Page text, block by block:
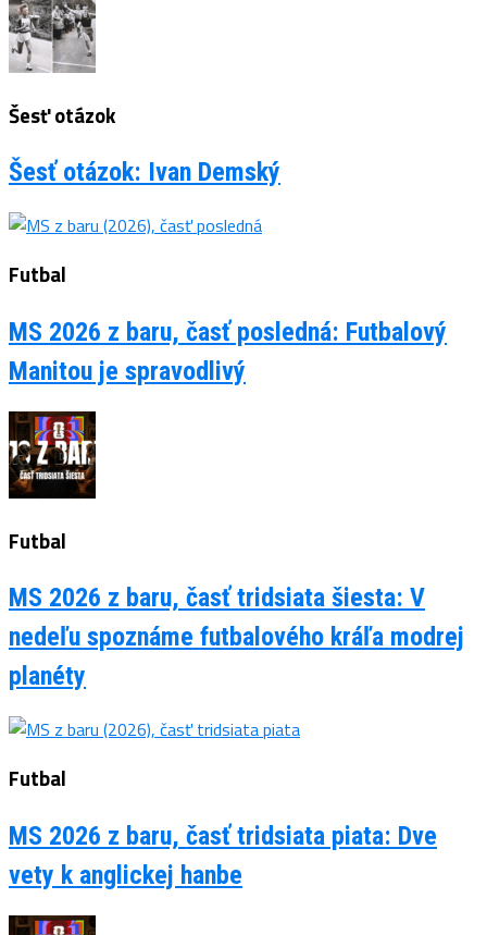
Šesť otázok
Šesť otázok: Ivan Demský
Futbal
MS 2026 z baru, časť posledná: Futbalový
Manitou je spravodlivý
Futbal
MS 2026 z baru, časť tridsiata šiesta: V
nedeľu spoznáme futbalového kráľa modrej
planéty
Futbal
MS 2026 z baru, časť tridsiata piata: Dve
vety k anglickej hanbe